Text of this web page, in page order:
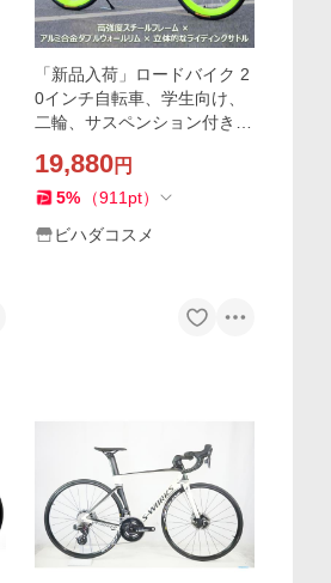
「新品入荷」ロードバイク 2
0インチ自転車、学生向け、
二輪、サスペンション付き、
の子/女の子向け、20イン
チ、40スポーク
19,880円
5% （911 pt）
ビハダコスメ